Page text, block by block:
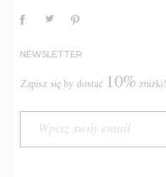
NEWSLETTER
Zapisz się by dostać 10% zniżki!